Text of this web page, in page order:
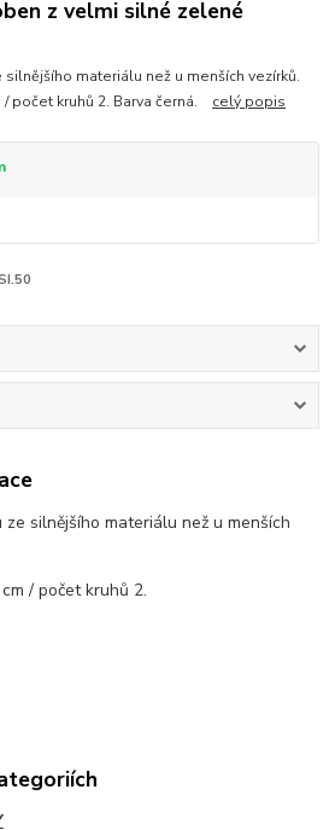
z velmi silné zelené
silnějšího materiálu než u menších vezírků.
počet kruhů 2. Barva černá. celý popis
silnějšího materiálu než u menších
/ počet kruhů 2.